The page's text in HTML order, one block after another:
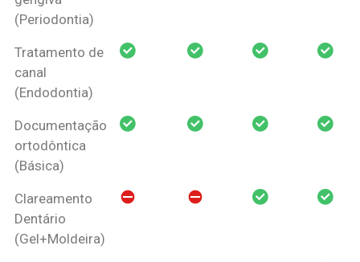
(Periodontia)
Tratamento de
canal
(Endodontia)
Documentação
ortodôntica
(Básica)
Clareamento
Dentário
(Gel+Moldeira)